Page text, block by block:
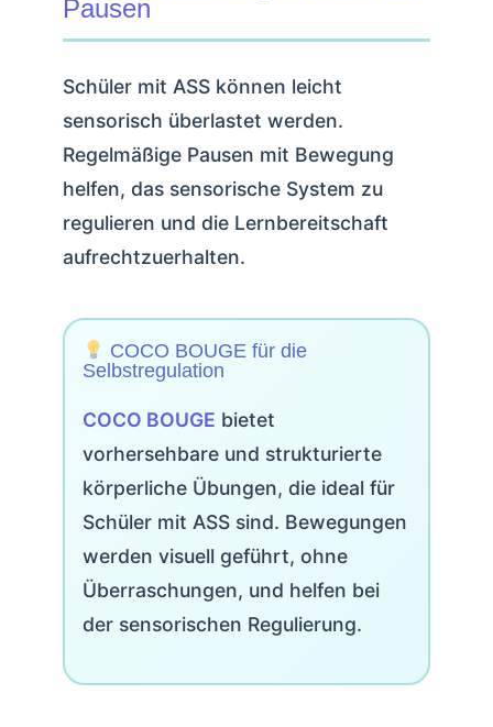
Pausen
Schüler mit ASS können leicht
sensorisch überlastet werden.
Regelmäßige Pausen mit Bewegung
helfen, das sensorische System zu
regulieren und die Lernbereitschaft
aufrechtzuerhalten.
COCO BOUGE für die
Selbstregulation
COCO BOUGE bietet
vorhersehbare und strukturierte
körperliche Übungen, die ideal für
Schüler mit ASS sind. Bewegungen
werden visuell geführt, ohne
Überraschungen, und helfen bei
der sensorischen Regulierung.